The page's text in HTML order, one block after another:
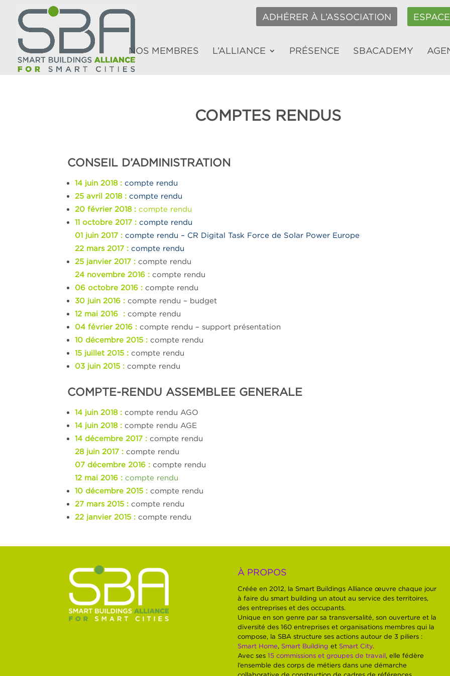
ADHÉRER À L’ASSOCIATION
NOS MEMBRES L’ALLIANCE PRÉSENCE SBACADEMY
COMPTES RENDUS
CONSEIL D’ADMINISTRATION
14 juin 2018 : compte rendu
25 avril 2018 : compte rendu
20 février 2018 :compte rendu
11 octobre 2017 : compte rendu
01 juin 2017 : compte rendu – CR Digital Task Force de Solar Power Europe
22 mars 2017 : compte rendu
25 janvier 2017 : compte rendu
24 novembre 2016 : compte rendu
06 octobre 2016 : compte rendu
30 juin 2016 : compte rendu – budget
12 mai 2016 : compte rendu
04 février 2016 : compte rendu – support présentation
10 décembre 2015 : compte rendu
15 juillet 2015 : compte rendu
03 juin 2015 : compte rendu
COMPTE-RENDU ASSEMBLEE GENERALE
14 juin 2018 :compte rendu AGO
14 juin 2018 :compte rendu AGE
14 décembre 2017 :compte rendu
28 juin 2017 : compte rendu
07 décembre 2016 : compte rendu
12 mai 2016 : compte rendu
10 décembre 2015 : compte rendu
27 mars 2015 : compte rendu
22 janvier 2015 : compte rendu
À PROPOS
Créée en 2012, la Smart Buildings Alliance œuvre chaque jour
à faire du smart building un atout au service des territoires,
des entreprises et des occupants.
Unique en son genre par sa transversalité, son ouverture et la
diversité des 160 entreprises et organisations membres qui la
compose, la SBA structure ses actions autour de 3 piliers :
Smart Home, Smart Building et Smart City.
Avec ses15 commissions et groupes de travail, elle fédère
l’ensemble des corps de métiers dans une démarche
collaborative de construction de cadres de références,